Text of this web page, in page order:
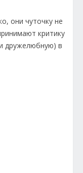
они чуточку не
критику
дружелюбную) в